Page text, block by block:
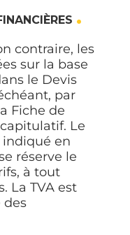
contraire, les
sur la base
le Devis
par
Fiche de
Le
indiqué en
réserve le
à tout
La TVA est
des